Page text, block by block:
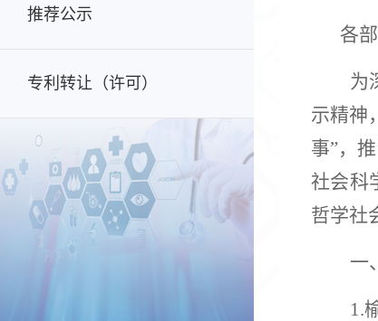
推荐公示
专利转让（许可）
各
为
示精神
事”，
社会科
哲学社
一、
1.